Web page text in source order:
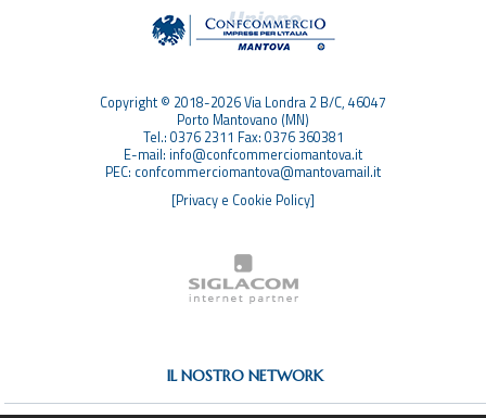
Copyright © 2018-2026 Via Londra 2 B/C, 46047
Porto Mantovano (MN)
Tel.: 0376 2311 Fax: 0376 360381
E-mail: info@confcommerciomantova.it
PEC: confcommerciomantova@mantovamail.it
[Privacy e Cookie Policy]
IL NOSTRO NETWORK